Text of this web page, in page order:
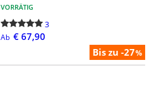
Bis zu -27%
VORRÄTIG
3
Ab € 67,90